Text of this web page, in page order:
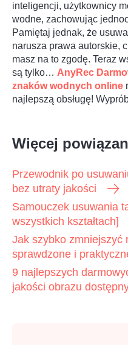
Krok 2.
inteligencji, użytkownicy
wodne, zachowując
Pamiętaj jednak, że
narusza prawa autorskie,
masz na to zgodę. Teraz
są tylko… AnyRec
znaków wodnych online
najlepszą obsługę!
Więcej
Przewodnik po
bez utraty jakości
Samouczek usuwania
wszystkich kształtach]
Jak szybko zmniejszyć
sprawdzone i
9 najlepszych
jakości obrazu